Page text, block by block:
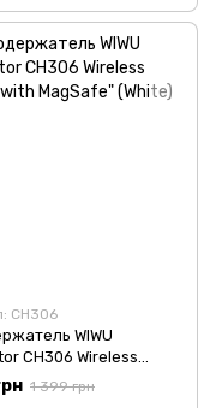
CH306
WIWU
CH306 Wireless
MagSafe" (White)
1 399 грн